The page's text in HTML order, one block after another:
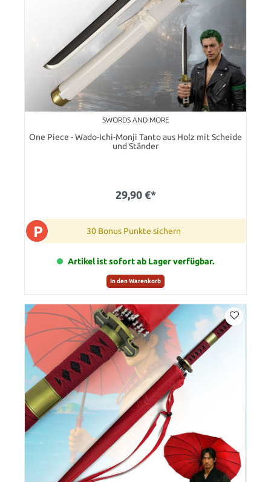
SWORDS AND MORE
One Piece - Wado-Ichi-Monji Tanto aus Holz mit Scheide
und Ständer
29,90 €*
P 30 Bonus Punkte sichern
Artikel ist sofort ab Lager verfügbar.
In den Warenkorb